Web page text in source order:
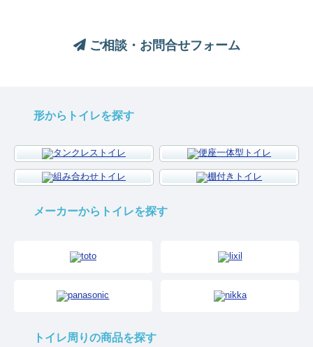
ご相談・お問合せフォーム
形からトイレを探す
メーカーからトイレを探す
トイレ周りの商品を探す